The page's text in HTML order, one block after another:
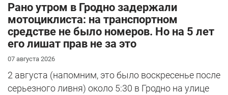
Рано утром в Гродно задержали
мотоциклиста: на транспортном
средстве не было номеров. Но на 5 лет
его лишат прав не за это
07 августа 2026
2 августа (напомним, это было воскресенье после
серьезного ливня) около 5:30 в Гродно на улице